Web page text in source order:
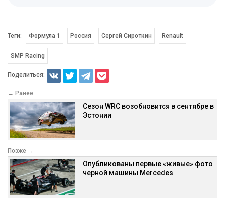
Теги: Формула 1 Россия Сергей Сироткин Renault
SMP Racing
Поделиться:
← Ранее
Сезон WRC возобновится в сентябре в
Эстонии
Позже →
Опубликованы первые «живые» фото
черной машины Mercedes